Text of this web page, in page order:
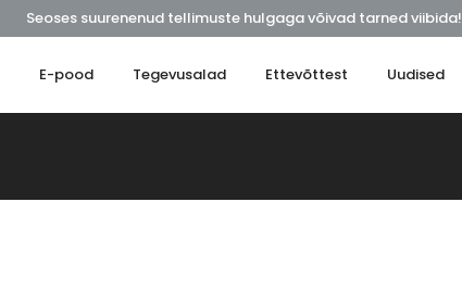
Seoses suurenenud tellimuste hulgaga võivad tarned viibida!
E-pood Tegevusalad Ettevõttest Uudised